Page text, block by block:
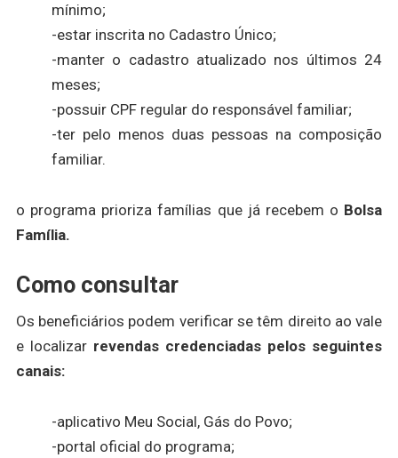
mínimo;
-estar inscrita no Cadastro Único;
-manter o cadastro atualizado nos últimos 24
meses;
-possuir CPF regular do responsável familiar;
-ter pelo menos duas pessoas na composição
familiar.
o programa prioriza famílias que já recebem o Bolsa
Família.
Como consultar
Os beneficiários podem verificar se têm direito ao vale
e localizar revendas credenciadas pelos seguintes
canais:
-aplicativo Meu Social, Gás do Povo;
-portal oficial do programa;